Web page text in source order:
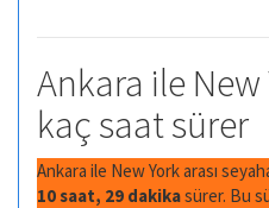
Ankara ile New
kaç saat sürer
Ankara ile New York arası
10 saat, 29 dakikasürer. Bu